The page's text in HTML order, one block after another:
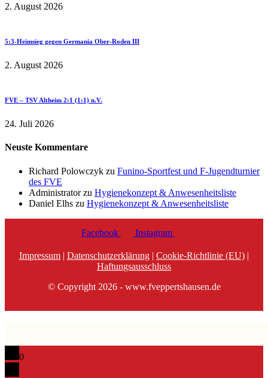
2. August 2026
5:3-Heimsieg gegen Germania Ober-Roden III
2. August 2026
FVE – TSV Altheim 2:1 (1:1) n.V.
24. Juli 2026
Neuste Kommentare
Richard Polowczyk zu Funino-Sportfest und F-Jugendturnier
des FVE
Administratorzu Hygienekonzept & Anwesenheitsliste
Daniel Elhs zu Hygienekonzept & Anwesenheitsliste
Facebook Instagram
Impressum | Datenschutzerklärung | Cookie-Richtlinie (EU) |
Haftungsausschluss
© Copyright 2026 - www.fveppertshausen.de
0